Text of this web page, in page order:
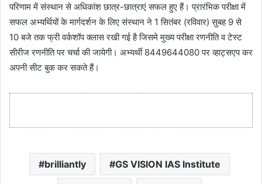
परिणाम में संस्थान से अधिकांश छात्र-छात्राएं सफल हुए हैं। प्रारंभिक परीक्षा में
सफल अभ्यर्थियों के मार्गदर्शन के लिए संस्थान ने 1 सितंबर (रविवार) सुबह 9 से
10 बजे तक फ्री वर्कशॉप क्लास रखी गई है जिसमे मुख्य परीक्षा रणनीति व टेस्ट
सीरीज रणनीति पर चर्चा की जायेगी। अभ्यर्थी 8449644080 पर व्हाट्सएप कर
अपनी सीट बुक कर सकते हैं।
brilliantly GS VISION IAS Institute